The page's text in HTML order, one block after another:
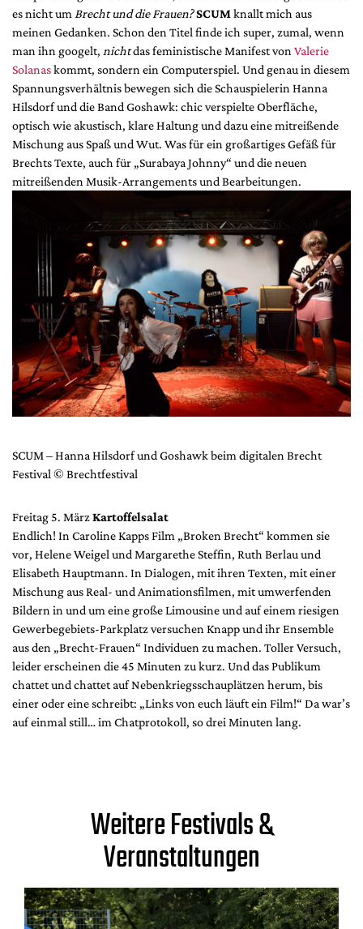
es nicht um Brecht und die Frauen?SCUM knallt mich aus
meinen Gedanken. Schon den Titel finde ich super, zumal, wenn
man ihn googelt, nichtdas feministische Manifest von Valerie
Solanaskommt, sondern ein Computerspiel. Und genau in diesem
Spannungsverhältnis bewegen sich die Schauspielerin Hanna
Hilsdorf und die Band Goshawk: chic verspielte Oberfläche,
optisch wie akustisch, klare Haltung und dazu eine mitreißende
Mischung aus Spaß und Wut. Was für ein großartiges Gefäß für
Brechts Texte, auch für „Surabaya Johnny“ und die neuen
mitreißenden Musik-Arrangements und Bearbeitungen.
SCUM – Hanna Hilsdorf und Goshawk beim digitalen Brecht
Festival © Brechtfestival
Freitag 5. MärzKartoffelsalat
Endlich! In Caroline Kapps Film „Broken Brecht“ kommen sie
vor, Helene Weigel und Margarethe Steffin, Ruth Berlau und
Elisabeth Hauptmann. In Dialogen, mit ihren Texten, mit einer
Mischung aus Real- und Animationsfilmen, mit umwerfenden
Bildern in und um eine große Limousine und auf einem riesigen
Gewerbegebiets-Parkplatz versuchen Knapp und ihr Ensemble
aus den „Brecht-Frauen“ Individuen zu machen. Toller Versuch,
leider erscheinen die 45 Minuten zu kurz. Und das Publikum
chattet und chattet auf Nebenkriegsschauplätzen herum, bis
einer oder eine schreibt: „Links von euch läuft ein Film!“ Da war’s
auf einmal still… im Chatprotokoll, so drei Minuten lang.
Weitere Festivals &
Veranstaltungen